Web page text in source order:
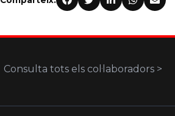
Consulta tots els col·laboradors >